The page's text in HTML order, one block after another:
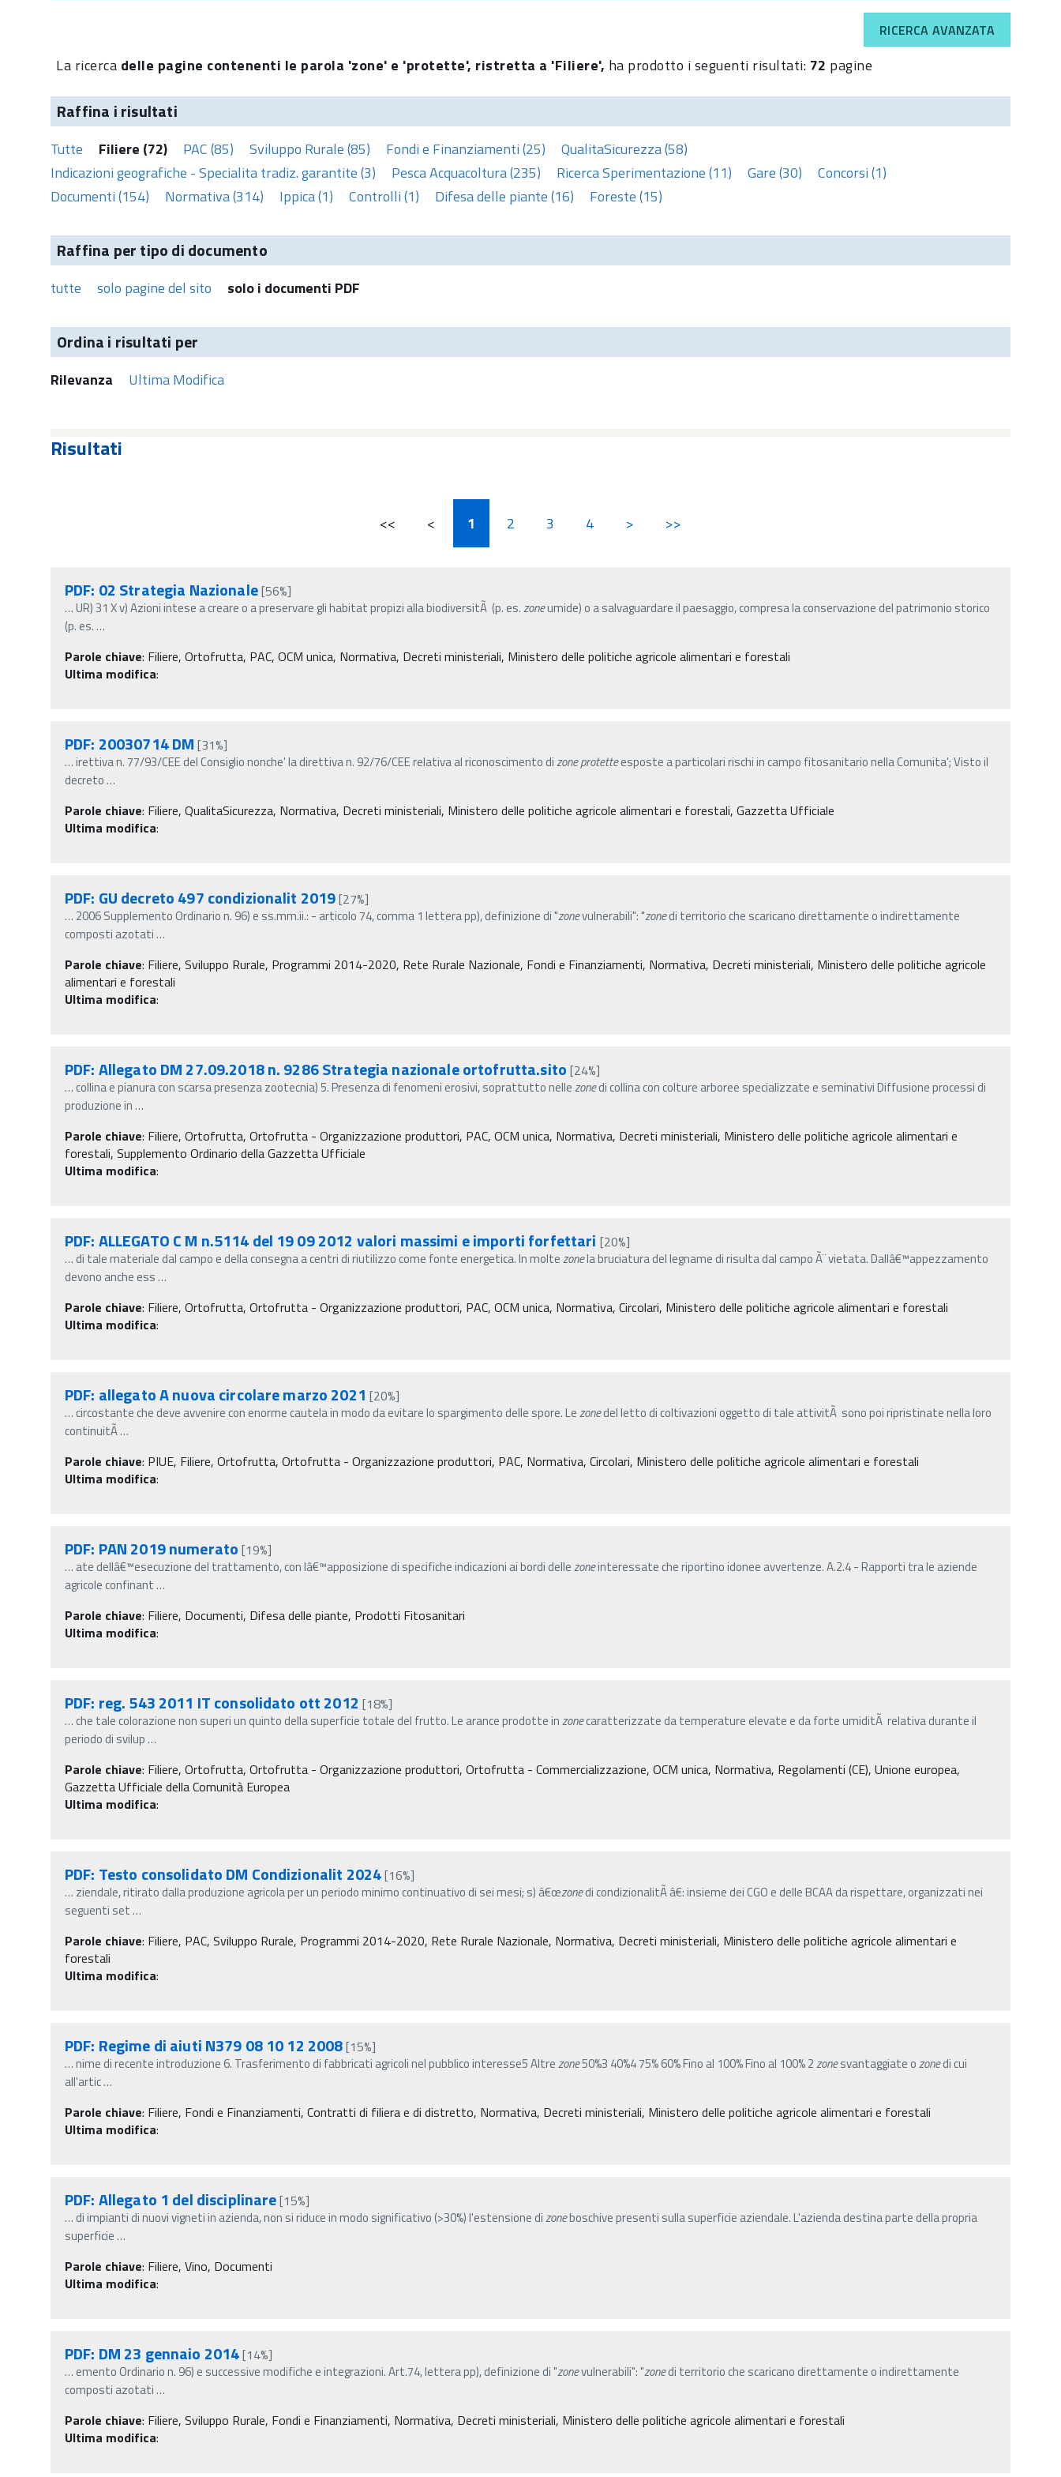
RICERCA AVANZATA
La ricerca delle pagine contenenti le parola 'zone' e 'protette', ristretta a 'Filiere', ha prodotto i seguenti risultati: 72 pagine
Raffina i risultati
Tutte Filiere (72) PAC (85) Sviluppo Rurale (85) Fondi e Finanziamenti (25)
QualitaSicurezza (58)
Indicazioni geografiche - Specialita tradiz. garantite (3)
Pesca Acquacoltura (235) Ricerca Sperimentazione (11) Gare (30)
Concorsi (1)
Documenti (154)
Normativa (314) Ippica (1) Controlli (1) Difesa delle piante (16) Foreste (15)
Raffina per tipo di documento
tutte solo pagine del sito solo i documenti PDF
Ordina i risultati per
Rilevanza Ultima Modifica
Risultati
<< < 1 2 3 4 > >>
PDF: 02 Strategia Nazionale[56%]
…UR) 31 X v) Azioni intese a creare o a preservare gli habitat propizi alla biodiversitÃ (p. es.zoneumide) o a salvaguardare il paesaggio, compresa la conservazione del patrimonio storico
(p. es.…
Parole chiave: Filiere, Ortofrutta, PAC, OCM unica, Normativa, Decreti ministeriali, Ministero delle politiche agricole alimentari e forestali
Ultima modifica:
PDF: 20030714 DM [31%]
…irettiva n. 77/93/CEE del Consiglio nonche' la direttiva n. 92/76/CEE relativa al riconoscimento dizoneprotetteesposte a particolari rischi in campo fitosanitario nella Comunita'; Visto il
decreto…
Parole chiave: Filiere, QualitaSicurezza, Normativa, Decreti ministeriali, Ministero delle politiche agricole alimentari e forestali, Gazzetta Ufficiale
Ultima modifica:
PDF: GU decreto 497 condizionalit 2019[27%]
… 2006 Supplemento Ordinario n. 96) e ss.mm.ii.: - articolo 74, comma 1 lettera pp), definizione di "zonevulnerabili": "zonedi territorio che scaricano direttamente o indirettamente
composti azotati…
Parole chiave: Filiere, Sviluppo Rurale, Programmi 2014-2020, Rete Rurale Nazionale, Fondi e Finanziamenti, Normativa, Decreti ministeriali, Ministero delle politiche agricole
alimentari e forestali
Ultima modifica:
PDF: Allegato DM 27.09.2018 n. 9286 Strategia nazionale ortofrutta.sito [24%]
… collina e pianura con scarsa presenza zootecnia) 5. Presenza di fenomeni erosivi, soprattutto nellezonedi collina con colture arboree specializzate e seminativi Diffusione processi di
produzione in…
Parole chiave: Filiere, Ortofrutta, Ortofrutta - Organizzazione produttori, PAC, OCM unica, Normativa, Decreti ministeriali, Ministero delle politiche agricole alimentari e
forestali, Supplemento Ordinario della Gazzetta Ufficiale
Ultima modifica:
PDF: ALLEGATO C M n.5114 del 19 09 2012 valori massimi e importi forfettari [20%]
…di tale materiale dal campo e della consegna a centri di riutilizzo come fonte energetica. In moltezonela bruciatura del legname di risulta dal campo Ã¨ vietata. Dallâ€™appezzamento
devono anche ess…
Parole chiave: Filiere, Ortofrutta, Ortofrutta - Organizzazione produttori, PAC, OCM unica, Normativa, Circolari, Ministero delle politiche agricole alimentari e forestali
Ultima modifica:
PDF: allegato A nuova circolare marzo 2021 [20%]
… circostante che deve avvenire con enorme cautela in modo da evitare lo spargimento delle spore. Lezonedel letto di coltivazioni oggetto di tale attivitÃ sono poi ripristinate nella loro
continuitÃ…
Parole chiave: PIUE, Filiere, Ortofrutta, Ortofrutta - Organizzazione produttori, PAC, Normativa, Circolari, Ministero delle politiche agricole alimentari e forestali
Ultima modifica:
PDF: PAN 2019 numerato [19%]
… ate dellâ€™esecuzione del trattamento, con lâ€™apposizione di specifiche indicazioni ai bordi dellezoneinteressate che riportino idonee avvertenze. A.2.4 - Rapporti tra le aziende
agricole confinant…
Parole chiave: Filiere, Documenti, Difesa delle piante, Prodotti Fitosanitari
Ultima modifica:
PDF: reg. 543 2011 IT consolidato ott 2012 [18%]
… che tale colorazione non superi un quinto della superficie totale del frutto. Le arance prodotte inzonecaratterizzate da temperature elevate e da forte umiditÃ relativa durante il
periodo di svilup…
Parole chiave: Filiere, Ortofrutta, Ortofrutta - Organizzazione produttori, Ortofrutta - Commercializzazione, OCM unica, Normativa, Regolamenti (CE), Unione europea,
Gazzetta Ufficiale della Comunità Europea
Ultima modifica:
PDF: Testo consolidato DM Condizionalit 2024[16%]
… ziendale, ritirato dalla produzione agricola per un periodo minimo continuativo di sei mesi; s) â€œzonedi condizionalitÃ â€: insieme dei CGO e delle BCAA da rispettare, organizzati nei
seguenti set…
Parole chiave: Filiere, PAC, Sviluppo Rurale, Programmi 2014-2020, Rete Rurale Nazionale, Normativa, Decreti ministeriali, Ministero delle politiche agricole alimentari e
forestali
Ultima modifica:
PDF: Regime di aiuti N379 08 10 12 2008[15%]
…nime di recente introduzione 6. Trasferimento di fabbricati agricoli nel pubblico interesse5 Altrezone50%3 40%4 75% 60% Fino al 100% Fino al 100% 2zonesvantaggiate ozonedi cui
all'artic…
Parole chiave: Filiere, Fondi e Finanziamenti, Contratti di filiera e di distretto, Normativa, Decreti ministeriali, Ministero delle politiche agricole alimentari e forestali
Ultima modifica:
PDF: Allegato 1 del disciplinare[15%]
…di impianti di nuovi vigneti in azienda, non si riduce in modo significativo (>30%) l'estensione dizoneboschive presenti sulla superficie aziendale. L'azienda destina parte della propria
superficie…
Parole chiave: Filiere, Vino, Documenti
Ultima modifica:
PDF: DM 23 gennaio 2014[14%]
… emento Ordinario n. 96) e successive modifiche e integrazioni. Art.74, lettera pp), definizione di "zonevulnerabili": "zonedi territorio che scaricano direttamente o indirettamente
composti azotati…
Parole chiave: Filiere, Sviluppo Rurale, Fondi e Finanziamenti, Normativa, Decreti ministeriali, Ministero delle politiche agricole alimentari e forestali
Ultima modifica: